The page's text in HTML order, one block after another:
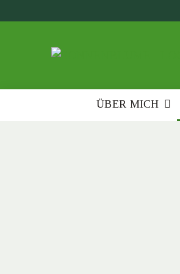
zum
ÜBER MICH